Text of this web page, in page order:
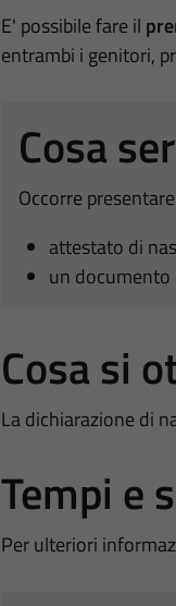
E' possibile fare il
entrambi i genitori,
Cosa
Occorre presentare
attestato di
un
Cosa si
La dichiarazione di
Tempi e
Per ulteriori